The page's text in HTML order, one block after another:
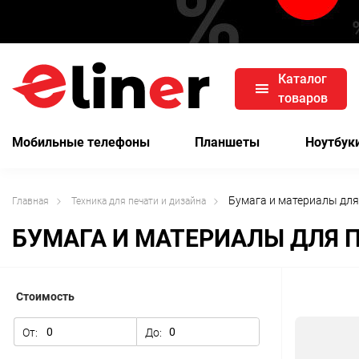
Каталог
товаров
Мобильные телефоны Планшеты
Главная Техника для печати и дизайна Бумага и материалы
БУМАГА И МАТЕРИАЛЫ ДЛЯ
Стоимость
От: До: